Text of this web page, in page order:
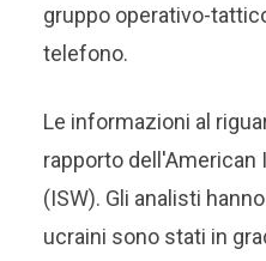
gruppo operativo-
telefono.
Le informazioni al
rapporto
(ISW). Gli analisti
ucraini sono stati in